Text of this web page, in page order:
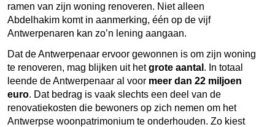
ramen van zijn woning renoveren. Niet alleen
Abdelhakim komt in aanmerking, één op de vijf
Antwerpenaren kan zo’n lening aangaan.
Dat de Antwerpenaar ervoor gewonnen is om zijn woning
te renoveren, mag blijken uit hetgrote aantal . In totaal
leende de Antwerpenaar al voor meer dan 22 miljoen
euro. Dat bedrag is vaak slechts een deel van de
renovatiekosten die bewoners op zich nemen om het
Antwerpse woonpatrimonium te onderhouden. Zo kiest